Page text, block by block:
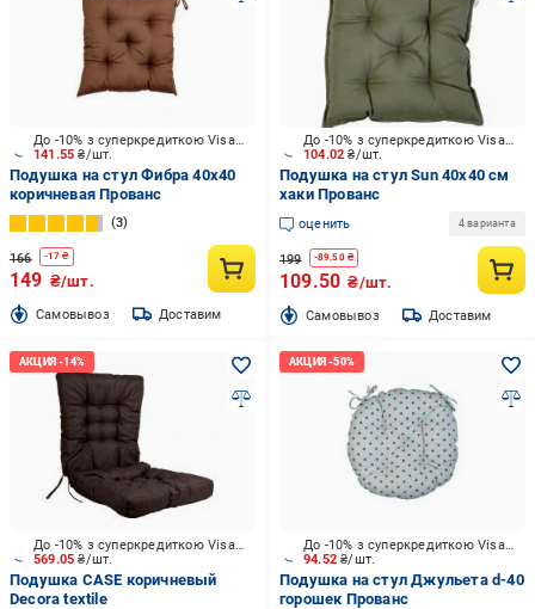
141.55₴/шт.
До -10% з суперкредиткою Visa Вигода
Подушка на стул Фибра 40х40
коричневая Прованс
3
166 -17 ₴
149 ₴/шт.
Cамовывоз Доставим
104.02₴/шт.
До -10% з суперкредиткою Visa Вигода
Подушка на стул Sun 40х40 см
хаки Прованс
оценить 4 варианта
199 -89.50₴
109.50 ₴/шт.
Cамовывоз Доставим
569.05₴/шт.
До -10% з суперкредиткою Visa Вигода
Подушка CASE коричневый
Decora textile
94.52₴/шт.
До -10% з суперкредиткою Visa Вигода
Подушка на стул Джульета d-40
горошек Прованс